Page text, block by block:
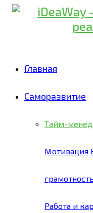
Главная
Саморазвитие
Тайм-
Мотивация
грамотность
Работа и